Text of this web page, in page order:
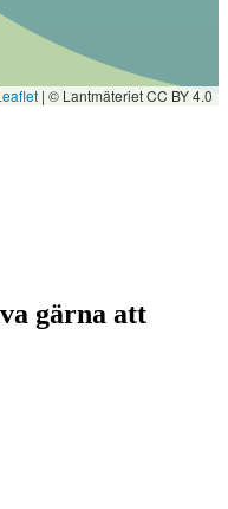
| © Lantmäteriet CC BY 4.0
gärna att